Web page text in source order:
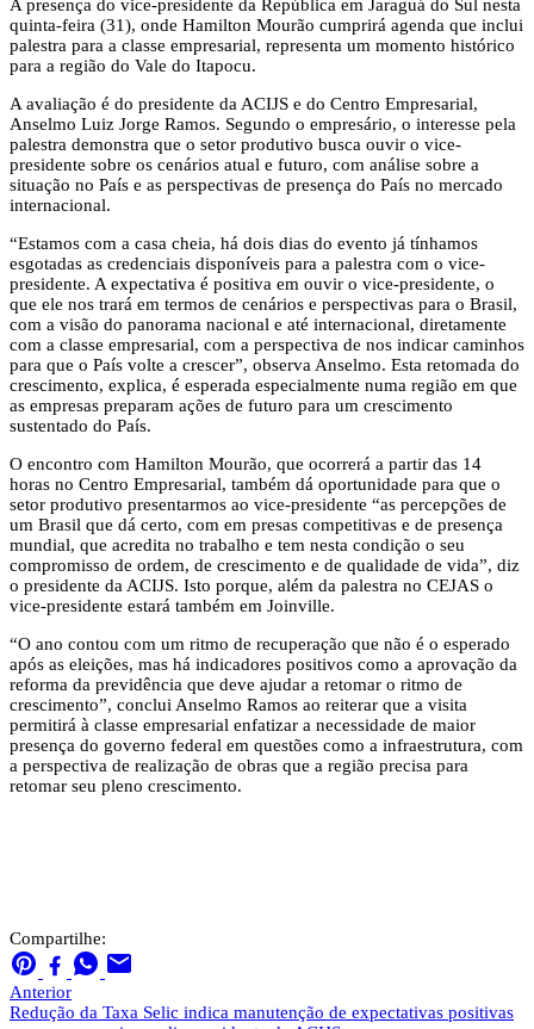
A presença do vice-presidente da República em Jaraguá do Sul nesta
quinta-feira (31), onde Hamilton Mourão cumprirá agenda que inclui
palestra para a classe empresarial, representa um momento histórico
para a região do Vale do Itapocu.
A avaliação é do presidente da ACIJS e do Centro Empresarial,
Anselmo Luiz Jorge Ramos. Segundo o empresário, o interesse pela
palestra demonstra que o setor produtivo busca ouvir o vice-
presidente sobre os cenários atual e futuro, com análise sobre a
situação no País e as perspectivas de presença do País no mercado
internacional.
“Estamos com a casa cheia, há dois dias do evento já tínhamos
esgotadas as credenciais disponíveis para a palestra com o vice-
presidente. A expectativa é positiva em ouvir o vice-presidente, o
que ele nos trará em termos de cenários e perspectivas para o Brasil,
com a visão do panorama nacional e até internacional, diretamente
com a classe empresarial, com a perspectiva de nos indicar caminhos
para que o País volte a crescer”, observa Anselmo. Esta retomada do
crescimento, explica, é esperada especialmente numa região em que
as empresas preparam ações de futuro para um crescimento
sustentado do País.
O encontro com Hamilton Mourão, que ocorrerá a partir das 14
horas no Centro Empresarial, também dá oportunidade para que o
setor produtivo presentarmos ao vice-presidente “as percepções de
um Brasil que dá certo, com em presas competitivas e de presença
mundial, que acredita no trabalho e tem nesta condição o seu
compromisso de ordem, de crescimento e de qualidade de vida”, diz
o presidente da ACIJS. Isto porque, além da palestra no CEJAS o
vice-presidente estará também em Joinville.
“O ano contou com um ritmo de recuperação que não é o esperado
após as eleições, mas há indicadores positivos como a aprovação da
reforma da previdência que deve ajudar a retomar o ritmo de
crescimento”, conclui Anselmo Ramos ao reiterar que a visita
permitirá à classe empresarial enfatizar a necessidade de maior
presença do governo federal em questões como a infraestrutura, com
a perspectiva de realização de obras que a região precisa para
retomar seu pleno crescimento.
Compartilhe:
Anterior
Redução da Taxa Selic indica manutenção de expectativas positivas